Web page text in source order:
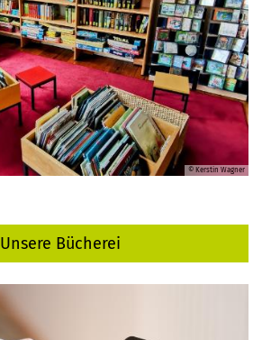
© Kerstin Wagner
Unsere Bücherei